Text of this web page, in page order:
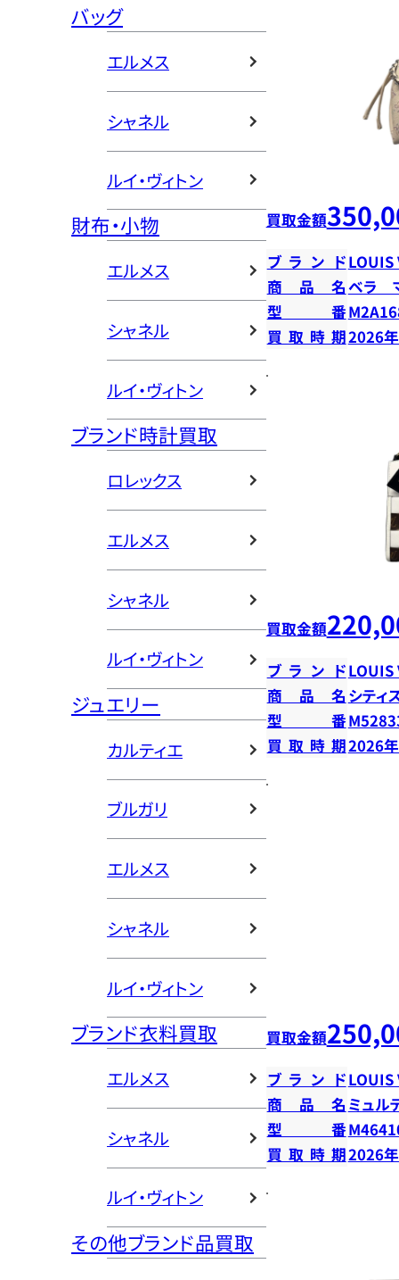
バッグ
エルメス
シャネル
ルイ・ヴィトン
財布・小物
エルメス
シャネル
ルイ・ヴィトン
ブランド時計買取
ロレックス
エルメス
シャネル
ルイ・ヴィトン
ジュエリー
カルティエ
ブルガリ
エルメス
シャネル
ルイ・ヴィトン
ブランド衣料買取
エルメス
シャネル
ルイ・ヴィトン
その他ブランド品買取
買取金額
ブランドLOUIS
商品名ベラ
型番
買取時期2026
買取金額
ブランドLOUIS
商品名 シティ
型番
買取時期2026
買取金額
ブランドLOUIS
商品名 ミュル
型番
買取時期2026